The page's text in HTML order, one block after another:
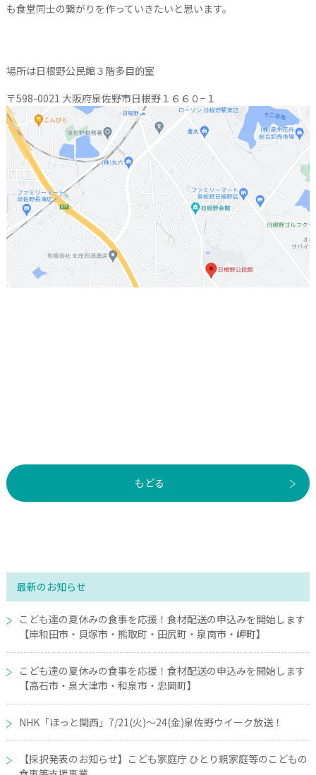
も食堂同士の繋がりを作っていきたいと思います。
場所は日根野公民館３階多目的室
〒598-0021 大阪府泉佐野市日根野１６６０−１
もどる
最新のお知らせ
こども達の夏休みの食事を応援！食材配送の申込みを開始します
【岸和田市・貝塚市・熊取町・田尻町・泉南市・岬町】
こども達の夏休みの食事を応援！食材配送の申込みを開始します
【高石市・泉大津市・和泉市・忠岡町】
NHK「ほっと関西」7/21(火)～24(金)泉佐野ウイーク放送！
【採択発表のお知らせ】こども家庭庁 ひとり親家庭等のこどもの